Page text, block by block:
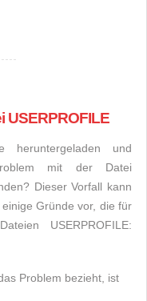
USERPROFILE
heruntergeladen und
mit der Datei
Dieser Vorfall kann
Gründe vor, die für
USERPROFILE:
Problem bezieht, ist